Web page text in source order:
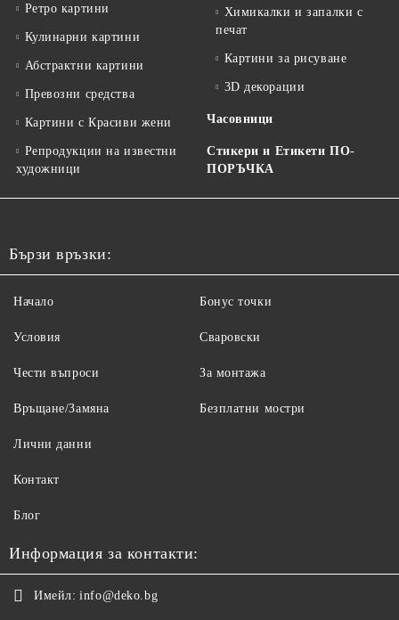
Ретро картини
Кулинарни картини
Абстрактни картини
Превозни средства
Картини с Красиви жени
Репродукции на известни
художници
Химикалки и запалки с
печат
Картини за рисуване
3D декорации
Часовници
Стикери и Етикети ПО-
ПОРЪЧКА
Бързи връзки:
Начало
Условия
Чести въпроси
Връщане/Замяна
Бонус точки
Сваровски
За монтажа
Безплатни мостри
Лични данни
Контакт
Блог
Информация за контакти:
Имейл: info@deko.bg